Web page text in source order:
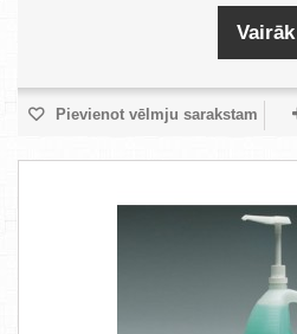
Vairāk
Pievienot vēlmju sarakstam